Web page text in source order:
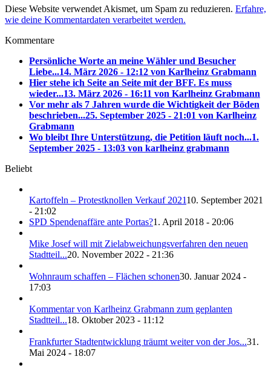
Diese Website verwendet Akismet, um Spam zu reduzieren. Erfahre,
wie deine Kommentardaten verarbeitet werden.
Kommentare
Persönliche Worte an meine Wähler und Besucher
Liebe...14. März 2026 - 12:12 von Karlheinz Grabmann
Hier stehe ich Seite an Seite mit der BFF. Es muss
wieder...13. März 2026 - 16:11 von Karlheinz Grabmann
Vor mehr als 7 Jahren wurde die Wichtigkeit der Böden
beschrieben...25. September 2025 - 21:01 von Karlheinz
Grabmann
Wo bleibt Ihre Unterstützung, die Petition läuft noch...1.
September 2025 - 13:03 von karlheinz grabmann
Beliebt
Kartoffeln – Protestknollen Verkauf 202110. September 2021
- 21:02
SPD Spendenaffäre ante Portas?1. April 2018 - 20:06
Mike Josef will mit Zielabweichungsverfahren den neuen
Stadtteil...20. November 2022 - 21:36
Wohnraum schaffen – Flächen schonen30. Januar 2024 -
17:03
Kommentar von Karlheinz Grabmann zum geplanten
Stadtteil...18. Oktober 2023 - 11:12
Frankfurter Stadtentwicklung träumt weiter von der Jos...31.
Mai 2024 - 18:07